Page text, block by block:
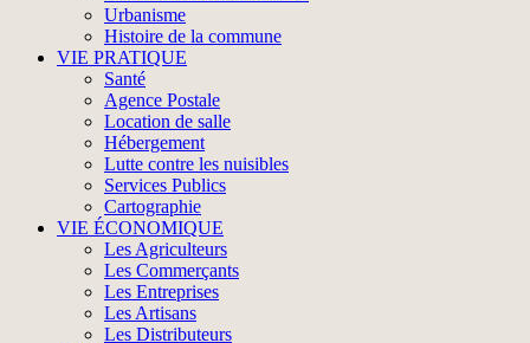
Urbanisme
Histoire de la commune
VIE PRATIQUE
Santé
Agence Postale
Location de salle
Hébergement
Lutte contre les nuisibles
Services Publics
Cartographie
VIE ÉCONOMIQUE
Les Agriculteurs
Les Commerçants
Les Entreprises
Les Artisans
Les Distributeurs